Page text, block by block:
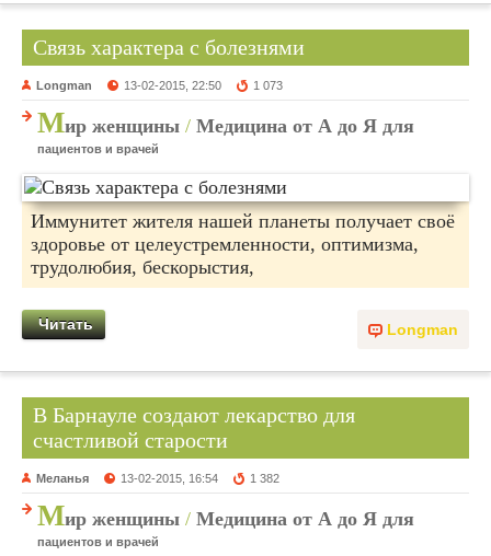
Связь характера с болезнями
Longman 13-02-2015, 22:50 1 073
Мир женщины / Медицина от А до Я для
пациентов и врачей
Иммунитет жителя нашей планеты получает своё
здоровье от целеустремленности, оптимизма,
трудолюбия, бескорыстия,
Longman
Читать
В Барнауле создают лекарство для
счастливой старости
Меланья 13-02-2015, 16:54 1 382
Мир женщины / Медицина от А до Я для
пациентов и врачей